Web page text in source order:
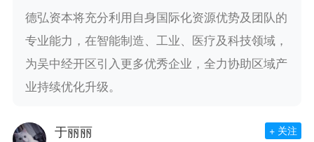
德弘资本将充分利用自身国际化资源优势及团队的
专业能力，在智能制造、工业、医疗及科技领域，
为吴中经开区引入更多优秀企业，全力协助区域产
业持续优化升级。
于丽丽 + 关注